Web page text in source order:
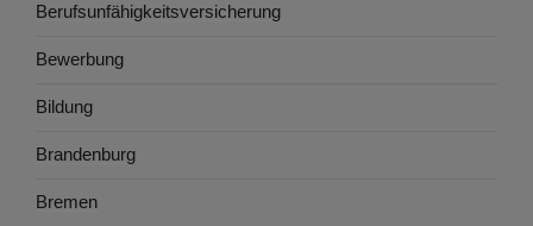
Berufsunfähigkeitsversicherung
Bewerbung
Bildung
Brandenburg
Bremen